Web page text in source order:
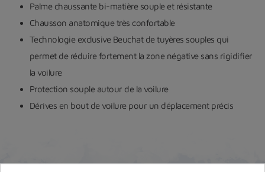
Palme chaussante bi-matière souple et résistante
Chausson anatomique très confortable
Technologie exclusive Beuchat de tuyères souples qui
permet de réduire fortement la zone négative sans rigidifier
la voilure
Protection souple autour de la voilure
Dérives en bout de voilure pour un déplacement précis